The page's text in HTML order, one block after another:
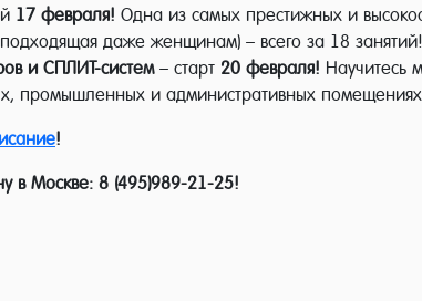
17 февраля! Одна из самых престижных и
даже женщинам) – всего за 18 занятий!
и СПЛИТ-систем – старт 20 февраля! Научитесь
промышленных и административных
!
в Москве: 8 (495)989-21-25!